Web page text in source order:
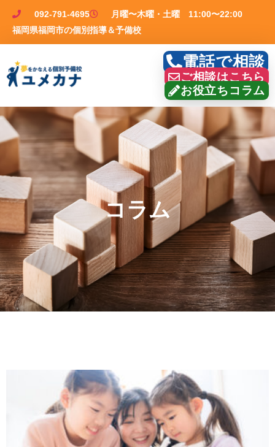
092-791-4695
月曜〜木曜・土曜 11:00〜22:00
福岡県福岡市の個別指導＆予備校
電話で相談
ご相談はこちら
お役立ちコラム
コラム